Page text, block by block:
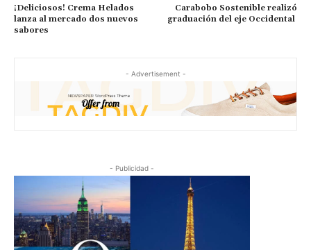
¡Deliciosos! Crema Helados
lanza al mercado dos nuevos
sabores
Carabobo Sostenible realizó
graduación del eje Occidental
- Advertisement -
- Publicidad -